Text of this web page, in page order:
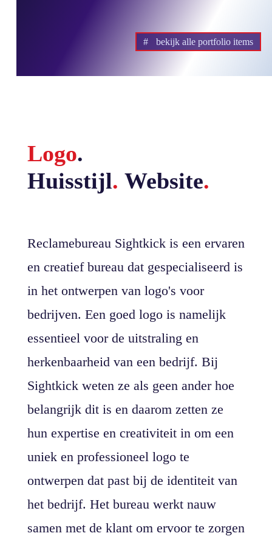
bekijk alle portfolio items
Logo.
Huisstijl. Website.
Reclamebureau Sightkick is een ervaren
en creatief bureau dat gespecialiseerd is
in het ontwerpen van logo's voor
bedrijven. Een goed logo is namelijk
essentieel voor de uitstraling en
herkenbaarheid van een bedrijf. Bij
Sightkick weten ze als geen ander hoe
belangrijk dit is en daarom zetten ze
hun expertise en creativiteit in om een
uniek en professioneel logo te
ontwerpen dat past bij de identiteit van
het bedrijf. Het bureau werkt nauw
samen met de klant om ervoor te zorgen